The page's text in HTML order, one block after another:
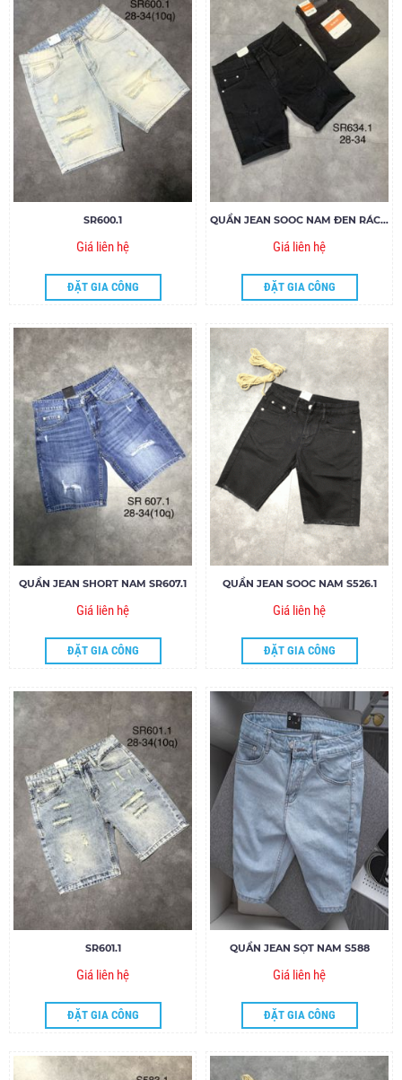
SR600.1
Giá liên hệ
ĐẶT GIA CÔNG
QUẦN JEAN SOOC NAM ĐEN RÁCH SR634.1
Giá liên hệ
ĐẶT GIA CÔNG
QUẦN JEAN SHORT NAM SR607.1
Giá liên hệ
ĐẶT GIA CÔNG
QUẦN JEAN SOOC NAM S526.1
Giá liên hệ
ĐẶT GIA CÔNG
SR601.1
Giá liên hệ
ĐẶT GIA CÔNG
QUẦN JEAN SỌT NAM S588
Giá liên hệ
ĐẶT GIA CÔNG